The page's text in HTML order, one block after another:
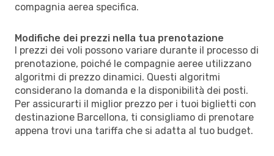
compagnia aerea specifica.
Modifiche dei prezzi nella tua prenotazione
I prezzi dei voli possono variare durante il processo di
prenotazione, poiché le compagnie aeree utilizzano
algoritmi di prezzo dinamici. Questi algoritmi
considerano la domanda e la disponibilità dei posti.
Per assicurarti il miglior prezzo per i tuoi biglietti con
destinazione Barcellona, ti consigliamo di prenotare
appena trovi una tariffa che si adatta al tuo budget.